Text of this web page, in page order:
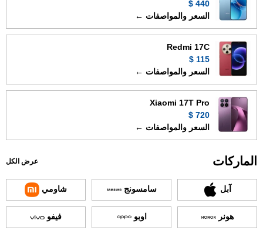
440 $
السعر والمواصفات ←
Redmi 17C
115 $
السعر والمواصفات ←
Xiaomi 17T Pro
720 $
السعر والمواصفات ←
الماركات عرض الكل
آبل سامسونج شاومي
هونر اوبو فيفو